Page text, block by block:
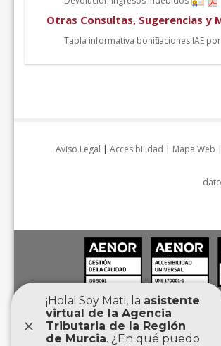
Otras Consultas, Sugerencias y
Tabla informativa bonificaciones IAE
Aviso Legal | Accesibilidad | Mapa Web |
Agencia Tributaria de la Región